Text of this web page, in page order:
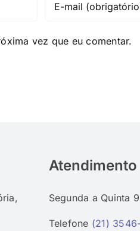
vez que eu comentar.
Atendimento
Segunda a Quinta
Telefone (21)